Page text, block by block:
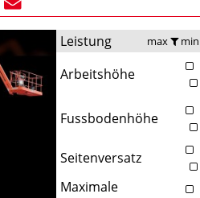
Leistung max min
Arbeitshöhe
Fussbodenhöhe
Seitenversatz
Maximale